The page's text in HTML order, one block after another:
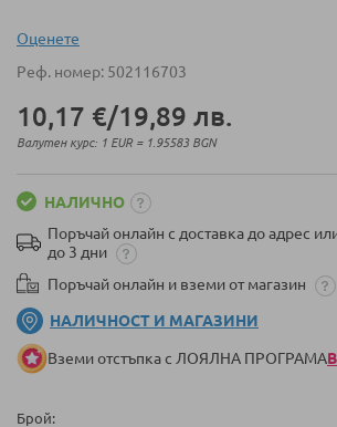
галерия
снимки
Оценeте
Реф. номер 502116703
10,17 €/19,89 лв.
Валутен курс: 1 EUR = 1.95583 BGN
НАЛИЧНО
Поръчай онлайн с доставка до адрес
до 3 дни
Поръчай онлайн и вземи от магазин
НАЛИЧНОСТ И МАГАЗИНИ
Вземи отстъпка с ЛОЯЛНА ПРОГРАМА
Брой